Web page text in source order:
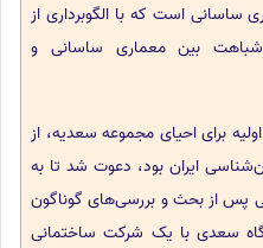
ساسانی است که با الگوبرداری از
بین معماری ساسانی و
اولیه برای احیای مجموعه سعدیه، از
ایران بود، دعوت شد تا به
پس از بحث و بررسی‌های گوناگون
آرامگاه سعدی با یک شرکت ساختمانی